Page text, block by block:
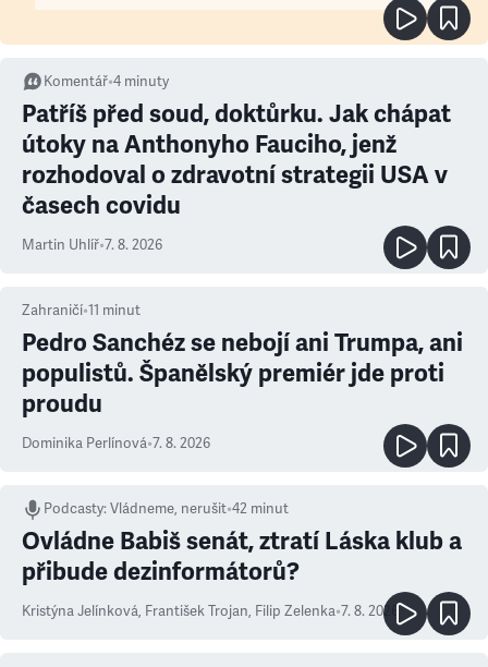
Komentář•4 minuty
Patříš před soud, doktůrku. Jak chápat
útoky na Anthonyho Fauciho, jenž
rozhodoval o zdravotní strategii USA v
časech covidu
Martin Uhlíř•7. 8. 2026
Zahraničí•11 minut
Pedro Sanchéz se nebojí ani Trumpa, ani
populistů. Španělský premiér jde proti
proudu
Dominika Perlínová•7. 8. 2026
Podcasty:Vládneme, nerušit•42 minut
Ovládne Babiš senát, ztratí Láska klub a
přibude dezinformátorů?
Kristýna Jelínková, František Trojan, Filip Zelenka•7. 8. 2026